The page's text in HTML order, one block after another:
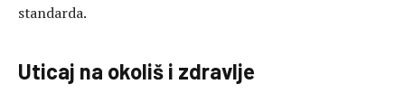
standarda.
Uticaj na okoliš i zdravlje